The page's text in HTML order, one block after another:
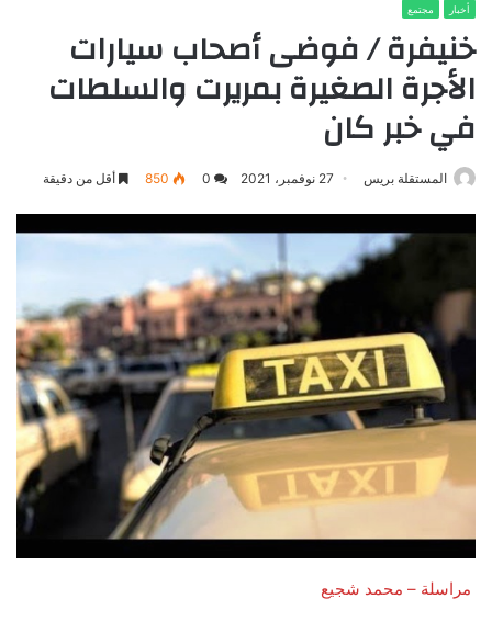
أخبار مجتمع
خنيفرة / فوضى أصحاب سيارات
الأجرة الصغيرة بمريرت والسلطات
في خبر كان
المستقلة بريس 27 نوفمبر، 2021 0
850 أقل من دقيقة
مراسلة – محمد شجيع